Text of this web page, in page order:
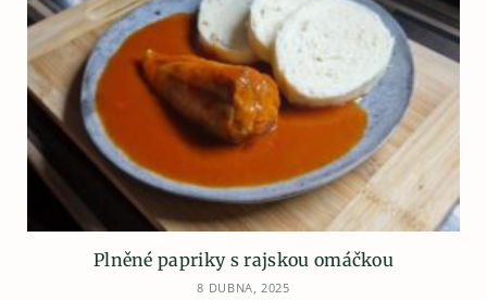
Plněné papriky s rajskou omáčkou
8 DUBNA, 2025